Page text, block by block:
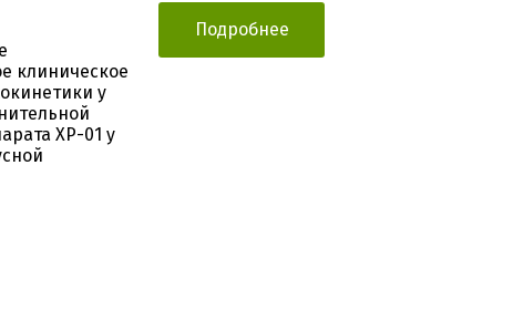
клиническое
у
ХР-01 у
Подробнее